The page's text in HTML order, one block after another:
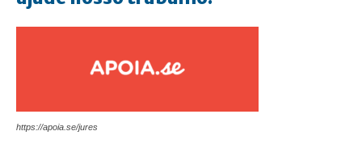
https://apoia.se/jures